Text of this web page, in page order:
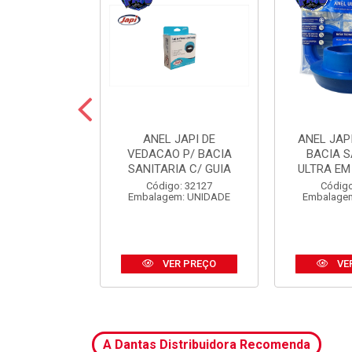
ANEL JAPI DE
VEDACAO P/ BACIA
SANITARIA C/ GUIA
Código: 32127
Embalagem: UNIDADE
VER PREÇO
ANEL
BACIA
ULTRA
A Dantas Distribuidora Recomenda